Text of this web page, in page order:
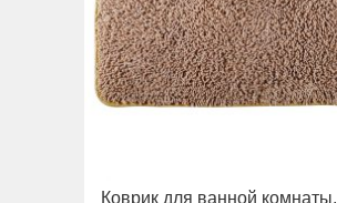
Коврик для ванной комнаты,